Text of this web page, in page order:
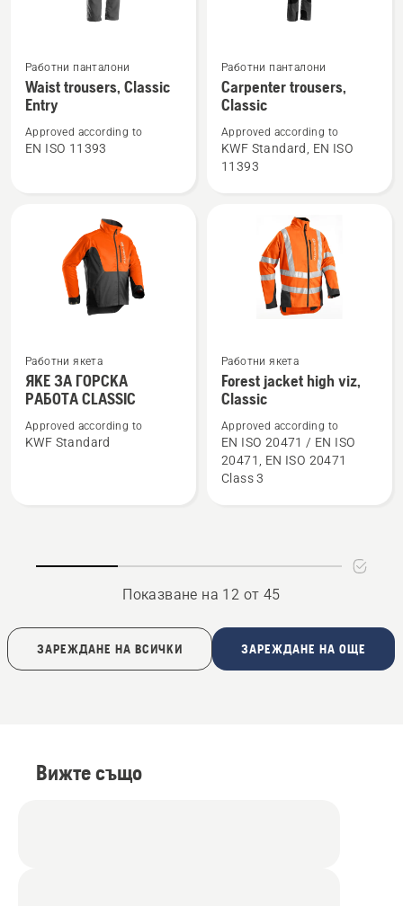
Вижте
повече
подробности
Waist
Работни панталони
Waist trousers, Classic
Entry
Approved according to
EN ISO 11393
Вижте
повече
подробности
Carpenter
trousers,
Работни панталони
Carpenter trousers,
Classic
Approved according to
KWF Standard, EN ISO
11393
Вижте
повече
подробности
за
ЯКЕ
Работни якета
ЯКЕ ЗА ГОРСКА
РАБОТА CLASSIC
Approved according to
KWF Standard
Вижте
повече
подробности
за
Forest
jacket
Работни якета
Forest jacket high viz,
Classic
Approved according to
EN ISO 20471 / EN ISO
20471, EN ISO 20471
Class 3
Показване на 12 от 45
ЗАРЕЖДАНЕ НА ВСИЧКИ ЗАРЕЖДАНЕ НА ОЩЕ
Вижте също